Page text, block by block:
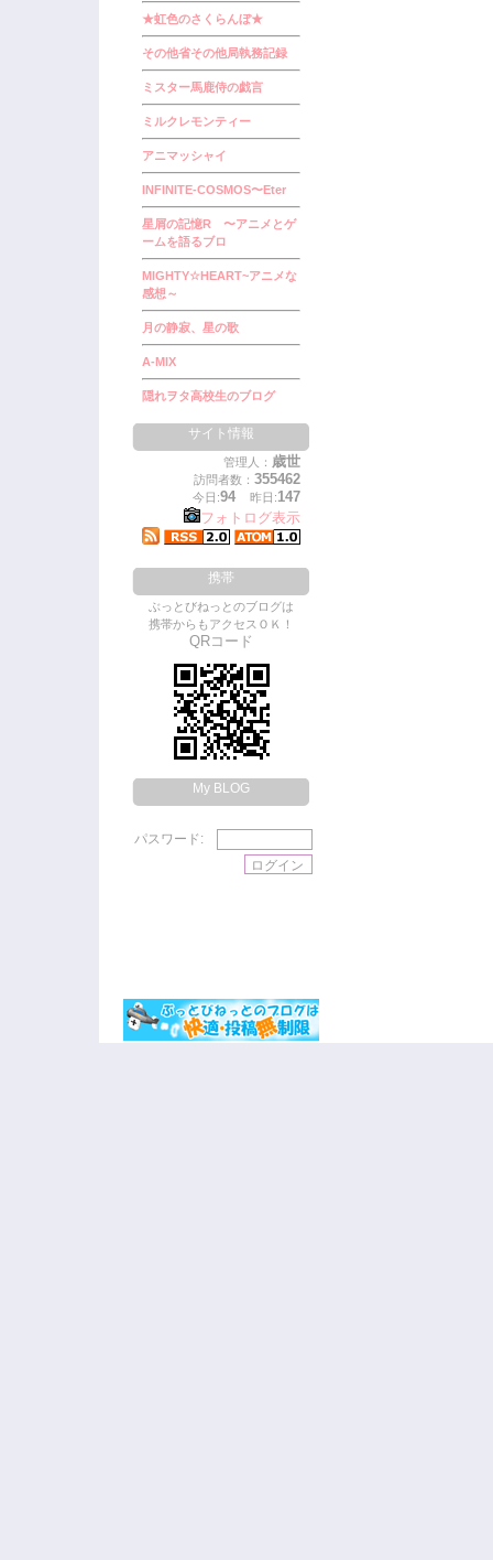
★虹色のさくらんぼ★
その他省その他局執務記録
ミスター馬鹿侍の戯言
ミルクレモンティー
アニマッシャイ
INFINITE-COSMOS〜Eter
星屑の記憶R 〜アニメとゲ
ームを語るブロ
MIGHTY☆HEART~アニメな
感想～
月の静寂、星の歌
A-MIX
隠れヲタ高校生のブログ
サイト情報
管理人： 歳世
訪問者数： 355462
今日:94 昨日:147
フォトログ表示
携帯
ぶっとびねっとのブログは
携帯からもアクセスＯＫ！
QRコード
My BLOG
パスワード: